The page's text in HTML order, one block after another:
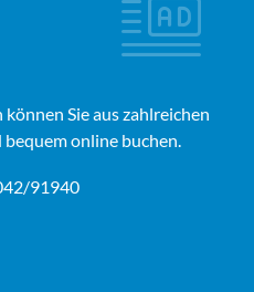
Sie aus zahlreichen
online buchen.
91940